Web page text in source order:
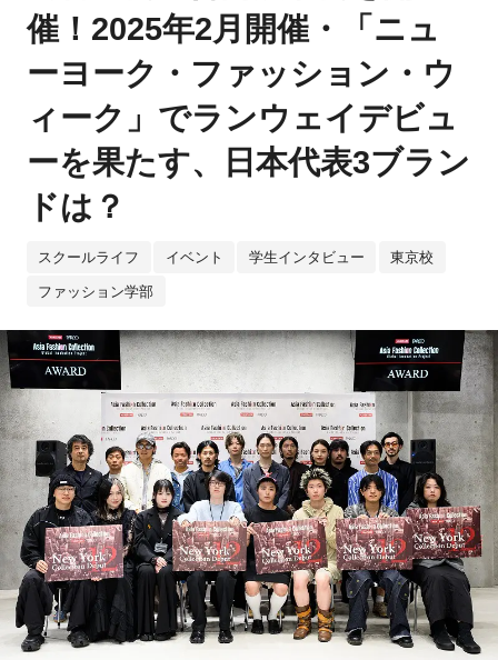
催！2025年2月開催・「ニュ
ーヨーク・ファッション・ウ
ィーク」でランウェイデビュ
ーを果たす、日本代表3ブラン
ドは？
スクールライフ イベント 学生インタビュー 東京校
ファッション学部